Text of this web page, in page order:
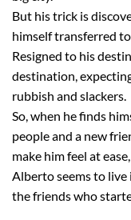
But his trick is
himself transferred
Resigned to his
destination,
rubbish and slackers.
So, when he finds
people and a new
make him feel at ease,
Alberto seems to live
the friends who